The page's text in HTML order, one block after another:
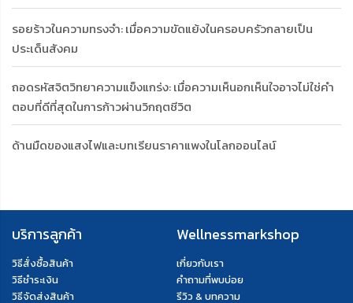
รอยร้าวในความทรงจำ: เมื่อความขัดแย้งในครอบครัวกลายเป็น
ประเด็นสังคม
ถอดรหัสจิตวิทยาความแข็งแกร่ง: เมื่อความเห็นอกเห็นใจอาจไม่ใช่คำ
ตอบที่ดีที่สุดในการก้าวผ่านวิกฤตชีวิต
ด้านมืดของแสงไฟและบทเรียนราคาแพงในโลกออนไลน์
บริการลูกค้า
วิธีสั่งซื้อสินค้า
วิธีชำระเงิน
วิธีจัดส่งสินค้า
Wellnessmarkshop
เกี่ยวกับเรา
คำถามที่พบบ่อย
รีวิว & บทความ